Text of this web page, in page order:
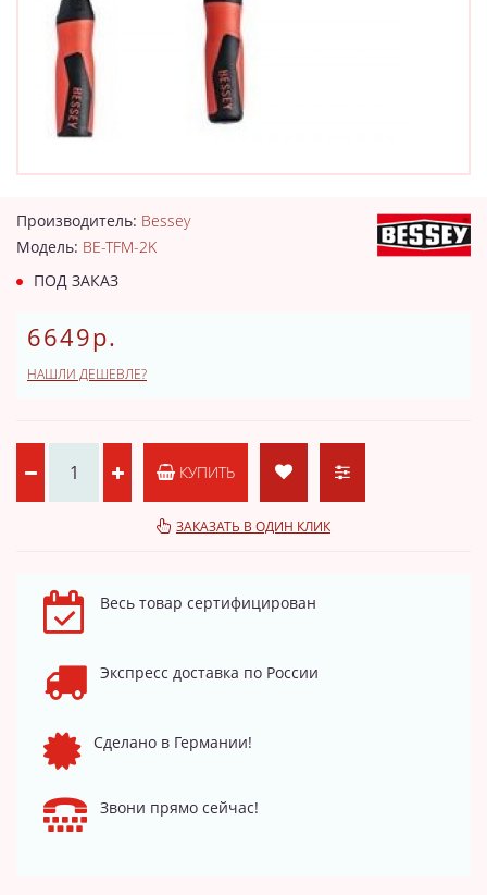
Производитель: Bessey
Модель: BE-TFM-2K
ПОД ЗАКАЗ
6649р.
НАШЛИ ДЕШЕВЛЕ?
КУПИТЬ
ЗАКАЗАТЬ В ОДИН КЛИК
Весь товар сертифицирован
Экспресс доставка по России
Сделано в Германии!
Звони прямо сейчас!